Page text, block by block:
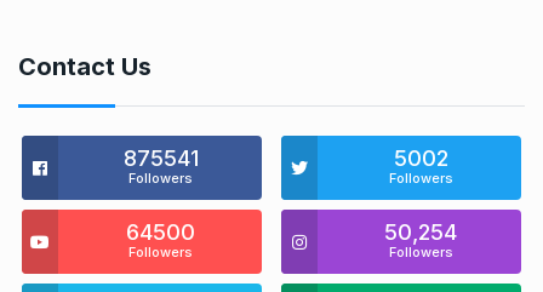
Contact Us
875541
Followers
5002
Followers
64500
Followers
50,254
Followers